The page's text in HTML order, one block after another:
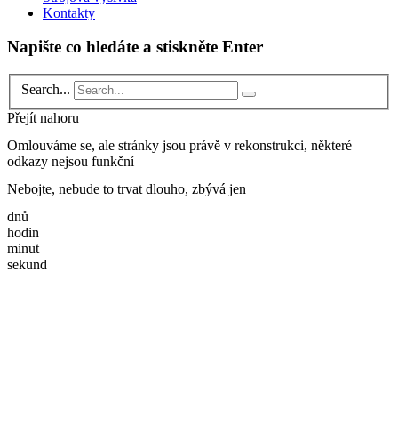
Kontakty
Napište co hledáte a stiskněte Enter
Search...
Přejít nahoru
Omlouváme se, ale stránky jsou právě v rekonstrukci, některé
odkazy nejsou funkční
Nebojte, nebude to trvat dlouho, zbývá jen
dnů
hodin
minut
sekund